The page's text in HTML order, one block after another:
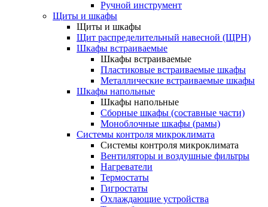
Ручной инструмент
Щиты и шкафы
Щиты и шкафы
Щит распределительный навесной (ЩРН)
Шкафы встраиваемые
Шкафы встраиваемые
Пластиковые встраиваемые шкафы
Металлические встраиваемые шкафы
Шкафы напольные
Шкафы напольные
Сборные шкафы (составные части)
Моноблочные шкафы (рамы)
Системы контроля микроклимата
Системы контроля микроклимата
Вентиляторы и воздушные фильтры
Нагреватели
Термостаты
Гигростаты
Охлаждающие устройства